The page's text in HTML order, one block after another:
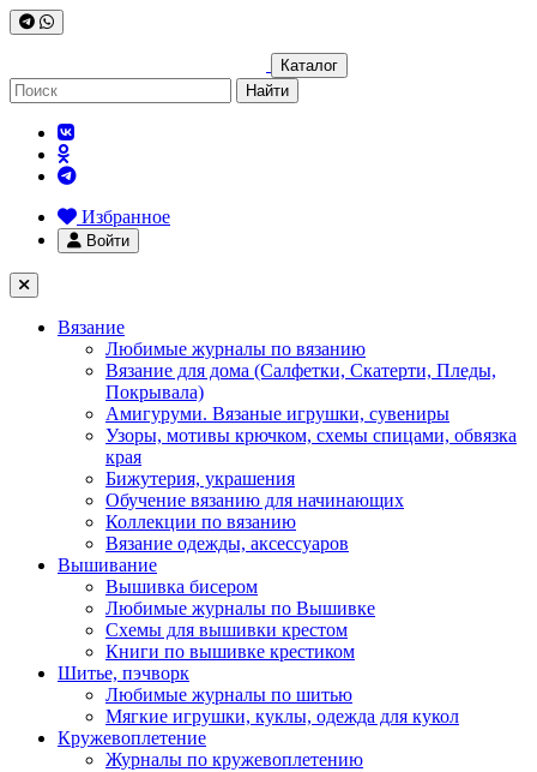
Каталог
Найти
Избранное
Войти
Вязание
Любимые журналы по вязанию
Вязание для дома (Салфетки, Скатерти, Пледы,
Покрывала)
Амигуруми. Вязаные игрушки, сувениры
Узоры, мотивы крючком, схемы спицами, обвязка
края
Бижутерия, украшения
Обучение вязанию для начинающих
Коллекции по вязанию
Вязание одежды, аксессуаров
Вышивание
Вышивка бисером
Любимые журналы по Вышивке
Схемы для вышивки крестом
Книги по вышивке крестиком
Шитье, пэчворк
Любимые журналы по шитью
Мягкие игрушки, куклы, одежда для кукол
Кружевоплетение
Журналы по кружевоплетению